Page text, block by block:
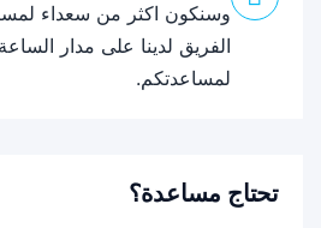
وسنكون اكثر من سعداء
الفريق لدينا على مدار
لمساعدتكم.
تحتاج مساعدة؟